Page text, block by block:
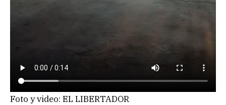
Foto y video: EL LIBERTADOR